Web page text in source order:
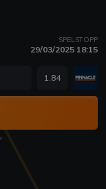
SPELSTOPP
29/03/2025 18:15
1.84